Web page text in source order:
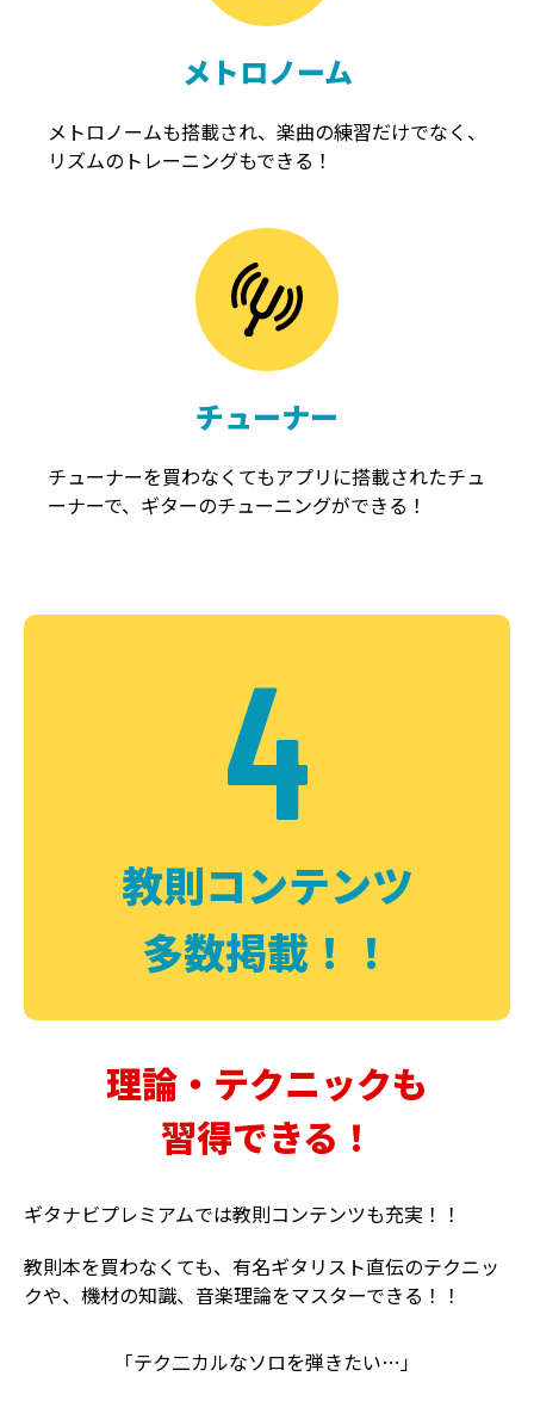
メトロノーム
メトロノームも搭載され、楽曲の練習だけでなく、
リズムのトレーニングもできる！
チューナー
チューナーを買わなくてもアプリに搭載されたチュ
ーナーで、ギターのチューニングができる！
4
教則コンテンツ
多数掲載！！
理論・テクニックも
習得できる！
ギタナビプレミアムでは教則コンテンツも充実！！
教則本を買わなくても、有名ギタリスト直伝のテクニッ
クや、機材の知識、音楽理論をマスターできる！！
「テク二カルなソロを弾きたい…」